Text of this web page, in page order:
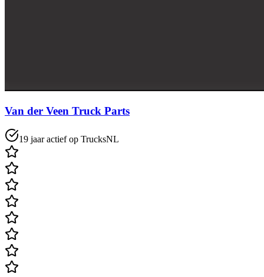
Van der Veen Truck Parts
19 jaar actief op TrucksNL